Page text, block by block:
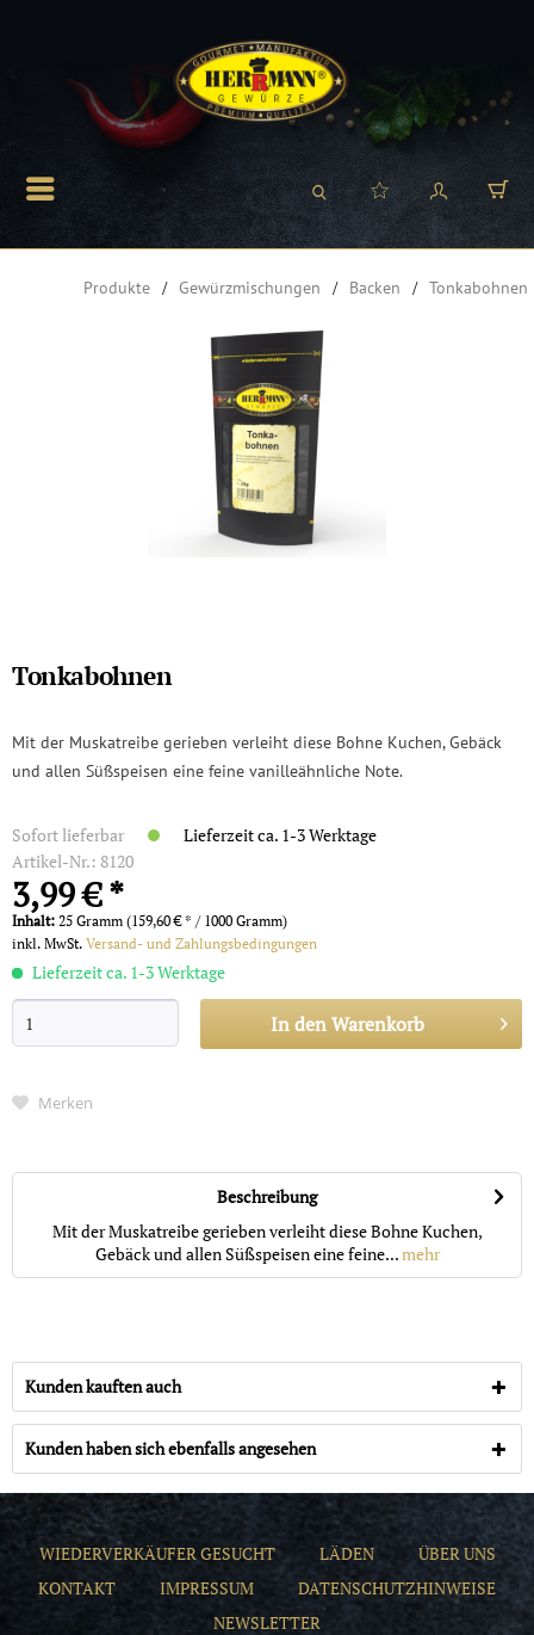
Produkte Gewürzmischungen Backen Tonkabohnen
Tonkabohnen
Mit der Muskatreibe gerieben verleiht diese Bohne Kuchen, Gebäck
und allen Süßspeisen eine feine vanilleähnliche Note.
Sofort lieferbar
Lieferzeit ca. 1-3 Werktage
Artikel-Nr.: 8120
3,99 € *
Inhalt: 25 Gramm (159,60 € * / 1000 Gramm)
inkl. MwSt. Versand- und Zahlungsbedingungen
Lieferzeit ca. 1-3 Werktage
In denWarenkorb
Merken
Beschreibung
Mit der Muskatreibe gerieben verleiht diese Bohne Kuchen,
Gebäck und allen Süßspeisen eine feine...mehr
Kunden kauften auch
Kunden haben sich ebenfalls angesehen
WIEDERVERKÄUFER GESUCHT LÄDEN
ÜBER UNS
KONTAKT
IMPRESSUM
DATENSCHUTZHINWEISE
NEWSLETTER